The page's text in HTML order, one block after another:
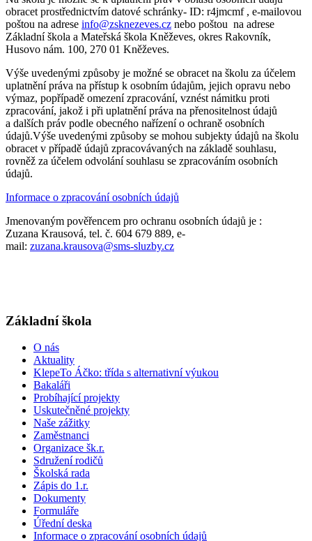
obracet prostřednictvím datové schránky- ID: r4jmcmf , e-mailovou
poštou na adrese info@zsknezeves.cz nebo poštou na adrese
Základní škola a Mateřská škola Kněževes, okres Rakovník,
Husovo nám. 100, 270 01 Kněževes.
Výše uvedenými způsoby je možné se obracet na školu za účelem
uplatnění práva na přístup k osobním údajům, jejich opravu nebo
výmaz, popřípadě omezení zpracování, vznést námitku proti
zpracování, jakož i při uplatnění práva na přenositelnost údajů
a dalších práv podle obecného nařízení o ochraně osobních
údajů.Výše uvedenými způsoby se mohou subjekty údajů na školu
obracet v případě údajů zpracovávaných na základě souhlasu,
rovněž za účelem odvolání souhlasu se zpracováním osobních
údajů.
Informace o zpracování osobních údajů
Jmenovaným pověřencem pro ochranu osobních údajů je :
Zuzana Krausová, tel. č. 604 679 889, e-
mail: zuzana.krausova@sms-sluzby.cz
Základní škola
O nás
Aktuality
KlepeTo Áčko: třída s alternativní výukou
Bakaláři
Probíhající projekty
Uskutečněné projekty
Naše zážitky
Zaměstnanci
Organizace šk.r.
Sdružení rodičů
Školská rada
Zápis do 1.r.
Dokumenty
Formuláře
Úřední deska
Informace o zpracování osobních údajů